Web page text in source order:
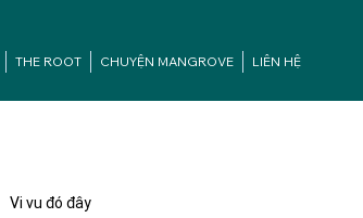
THE ROOT CHUYỆN MANGROVE LIÊN HỆ
Vi vu đó đây